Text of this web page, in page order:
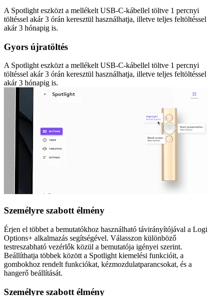
A Spotlight eszközt a mellékelt USB-C-kábellel töltve 1 percnyi
töltéssel akár 3 órán keresztül használhatja, illetve teljes feltöltéssel
akár 3 hónapig is.
Gyors újratöltés
A Spotlight eszközt a mellékelt USB-C-kábellel töltve 1 percnyi
töltéssel akár 3 órán keresztül használhatja, illetve teljes feltöltéssel
akár 3 hónapig is.
Személyre szabott élmény
Érjen el többet a bemutatókhoz használható távirányítójával a Logi
Options+ alkalmazás segítségével. Válasszon különböző
testreszabható vezérlők közül a bemutatója igényei szerint.
Beállíthatja többek között a Spotlight kiemelési funkcióit, a
gombokhoz rendelt funkciókat, kézmozdulatparancsokat, és a
hangerő beállítását.
Személyre szabott élmény